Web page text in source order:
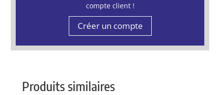
compte client !
Créer un compte
Produits similaires